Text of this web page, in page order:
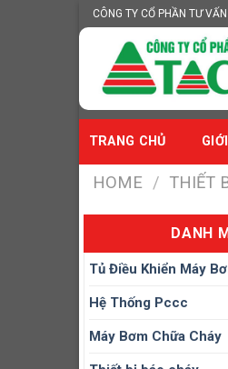
Skip
to
content
CÔNG TY CỔ PHẦN TƯ
TRANG CHỦ
HOME / THIẾT
DANH
Tủ Điều Khiển Máy
Hệ Thống Pccc
Máy Bơm Chữa Cháy